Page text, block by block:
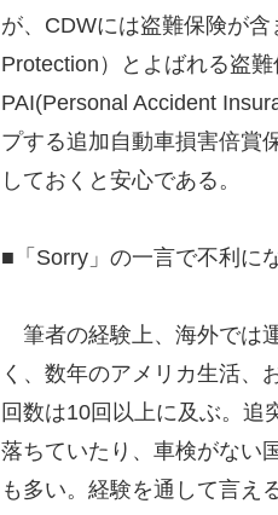
が、CDWには盗難保険が
Protection）とよばれる盗
PAI(Personal Accident
プする追加自動車損害倍賞
しておくと安心である。
■「Sorry」の一言で不利に
筆者の経験上、海外では
く、数年のアメリカ生活、
回数は10回以上に及ぶ。追
落ちていたり、車検がない
も多い。経験を通して言え